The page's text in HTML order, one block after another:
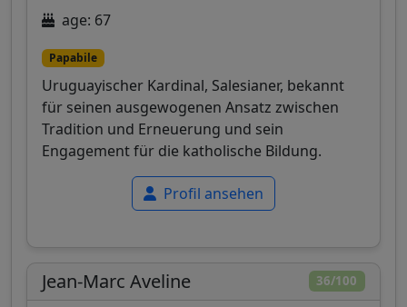
age: 67
Papabile
Uruguayischer Kardinal, Salesianer, bekannt
für seinen ausgewogenen Ansatz zwischen
Tradition und Erneuerung und sein
Engagement für die katholische Bildung.
Profil ansehen
36/100
Jean-Marc Aveline